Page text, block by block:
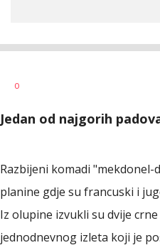
AUTOR
0
Jedan od najgorih
Razbijeni komadi
planine gdje su francuski i
Iz olupine izvukli su dvije
jednodnevnog izleta koji je